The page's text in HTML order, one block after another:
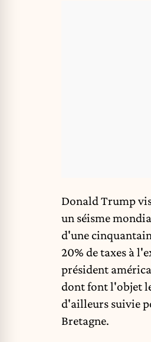
Donald Trump
un séisme
d'une
20% de taxes à
président
dont font l'objet
d'ailleurs suivie
Bretagne.